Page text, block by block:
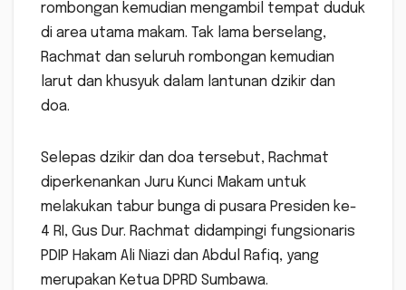
rombongan kemudian mengambil tempat duduk
di area utama makam. Tak lama berselang,
Rachmat dan seluruh rombongan kemudian
larut dan khusyuk dalam lantunan dzikir dan
doa.
Selepas dzikir dan doa tersebut, Rachmat
diperkenankan Juru Kunci Makam untuk
melakukan tabur bunga di pusara Presiden ke-
4 RI, Gus Dur. Rachmat didampingi fungsionaris
PDIP Hakam Ali Niazi dan Abdul Rafiq, yang
merupakan Ketua DPRD Sumbawa.